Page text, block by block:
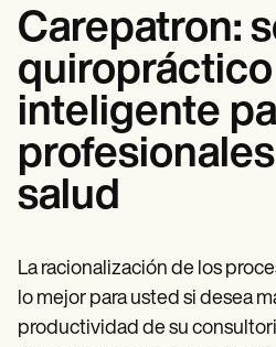
Carepatron:
quiropráctico
inteligente
salud
La racionalización de los
lo mejor para usted si desea
productividad de su